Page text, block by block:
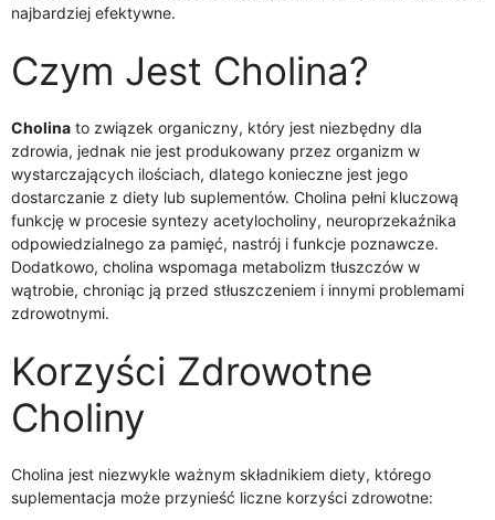
najbardziej efektywne.
Czym Jest Cholina?
Cholina to związek organiczny, który jest niezbędny dla
zdrowia, jednak nie jest produkowany przez organizm w
wystarczających ilościach, dlatego konieczne jest jego
dostarczanie z diety lub suplementów. Cholina pełni kluczową
funkcję w procesie syntezy acetylocholiny, neuroprzekaźnika
odpowiedzialnego za pamięć, nastrój i funkcje poznawcze.
Dodatkowo, cholina wspomaga metabolizm tłuszczów w
wątrobie, chroniąc ją przed stłuszczeniem i innymi problemami
zdrowotnymi.
Korzyści Zdrowotne
Choliny
Cholina jest niezwykle ważnym składnikiem diety, którego
suplementacja może przynieść liczne korzyści zdrowotne: